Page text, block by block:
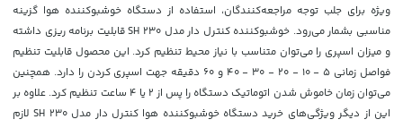
ویژه برای جلب توجه مراجعه‌کنندگان، استفاده از دستگاه خوشبوکننده هوا گزینه
مناسبی بشمار می‌رود. خوشبوکننده کنترل دار مدل SH 230 قابلیت برنامه ریزی داشته
و میزان اسپری را می‌توان متناسب با نیاز محیط تنظیم کرد. این محصول قابلیت تنظیم
فواصل زمانی 5 - 10 - 20 - 30 - 40 و 60 دقیقه جهت اسپری کردن را دارد. همچنین
می‌توان زمان خاموش شدن اتوماتیک دستگاه را پس از 2 یا 4 ساعت تنظیم کرد. علاوه بر
این از دیگر ویژگی‌های خرید دستگاه خوشبوکننده هوا کنترل دار مدل SH 230 لازم